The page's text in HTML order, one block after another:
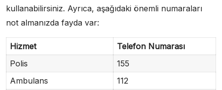
kullanabilirsiniz. Ayrıca, aşağıdaki önemli numaraları
not almanızda fayda var:
Hizmet
Telefon Numarası
Polis
155
Ambulans
112